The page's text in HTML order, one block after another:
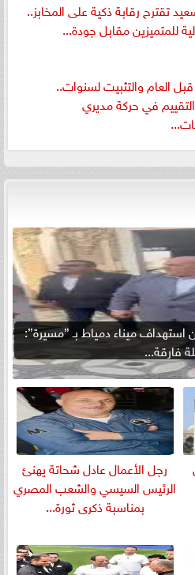
تقترح رقابة ذكية على المخابز..
للمتميزين مقابل جودة...
العام والتثبيت لسنوات..
في حركة مديري
استهداف ميناء دمياط بـ ”مسيرة”:
فارقة...
رجل الأعمال عادل شحاتة يهنئ
الرئيس السيسي والشعب المصري
بمناسبة ذكرى ثورة...